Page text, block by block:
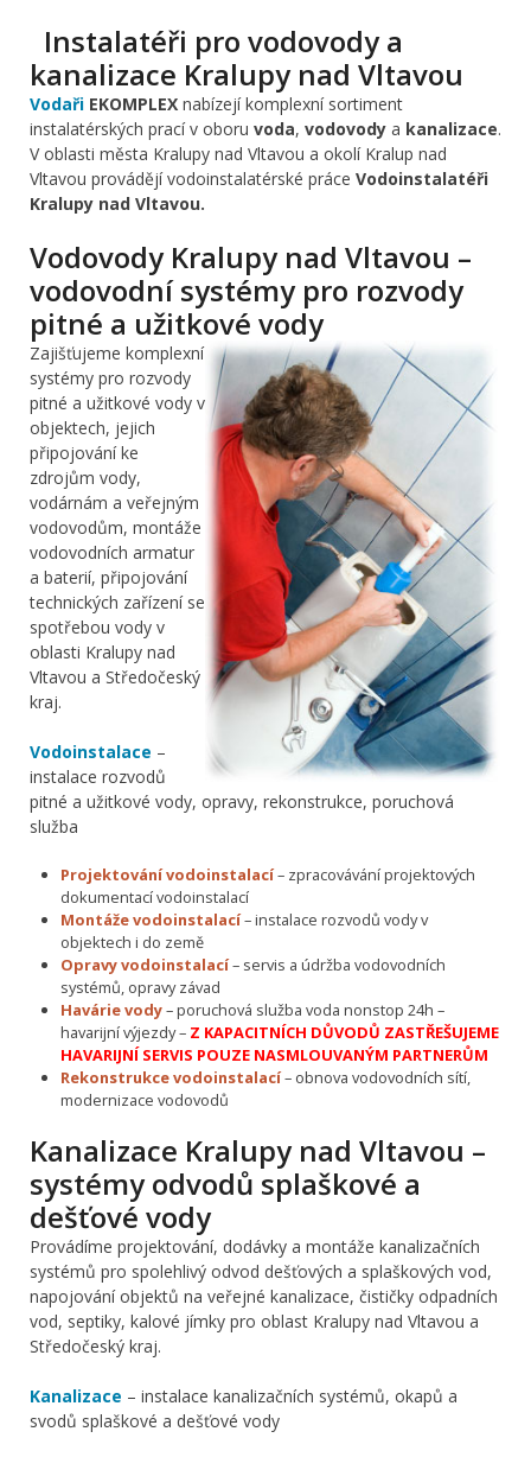
Instalatéři pro vodovody a
kanalizace Kralupy nad Vltavou
Vodaři EKOMPLEX nabízejí komplexní sortiment
instalatérských prací v oboru voda, vodovody a kanalizace.
V oblasti města Kralupy nad Vltavou a okolí Kralup nad
Vltavou provádějí vodoinstalatérské práce Vodoinstalatéři
Kralupy nad Vltavou.
Vodovody Kralupy nad Vltavou –
vodovodní systémy pro rozvody
pitné a užitkové vody
Zajišťujeme komplexní
systémy pro rozvody
pitné a užitkové vody v
objektech, jejich
připojování ke
zdrojům vody,
vodárnám a veřejným
vodovodům, montáže
vodovodních armatur
a baterií, připojování
technických zařízení se
spotřebou vody v
oblasti Kralupy nad
Vltavou a Středočeský
kraj.
Vodoinstalace –
instalace rozvodů
pitné a užitkové vody, opravy, rekonstrukce, poruchová
služba
Projektování vodoinstalací– zpracovávání projektových
dokumentací vodoinstalací
Montáže vodoinstalací– instalace rozvodů vody v
objektech i do země
Opravy vodoinstalací– servis a údržba vodovodních
systémů, opravy závad
Havárie vody– poruchová služba voda nonstop 24h –
havarijní výjezdy – Z KAPACITNÍCH DŮVODŮ ZASTŘEŠUJEME
HAVARIJNÍ SERVIS POUZE NASMLOUVANÝM PARTNERŮM
Rekonstrukce vodoinstalací– obnova vodovodních sítí,
modernizace vodovodů
Kanalizace Kralupy nad Vltavou –
systémy odvodů splaškové a
dešťové vody
Provádíme projektování, dodávky a montáže kanalizačních
systémů pro spolehlivý odvod dešťových a splaškových vod,
napojování objektů na veřejné kanalizace, čističky odpadních
vod, septiky, kalové jímky pro oblast Kralupy nad Vltavou a
Středočeský kraj.
Kanalizace – instalace kanalizačních systémů, okapů a
svodů splaškové a dešťové vody